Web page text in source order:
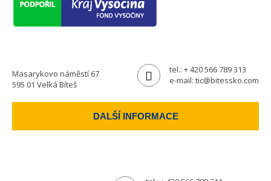
Masarykovo náměstí 67
595 01 Velká Bíteš
tel.: + 420 566 789 313
e-mail: tic@bitessko.com
DALŠÍ INFORMACE